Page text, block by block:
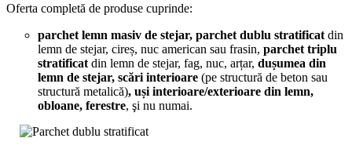
Oferta completă de produse cuprinde:
parchet lemn masiv de stejar, parchet dublu stratificat din
lemn de stejar, cireș, nuc american sau frasin, parchet triplu
stratificat din lemn de stejar, fag, nuc, arțar, dușumea din
lemn de stejar, scări interioare (pe structură de beton sau
structură metalică), uși interioare/exterioare din lemn,
obloane, ferestre, şi nu numai.